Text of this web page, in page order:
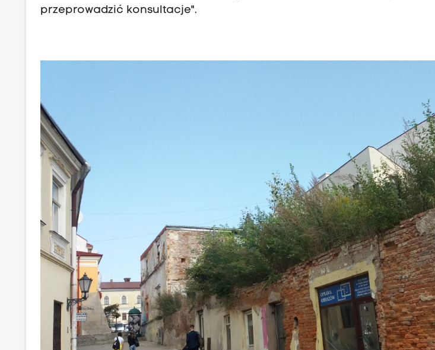
przeprowadzić konsultacje".